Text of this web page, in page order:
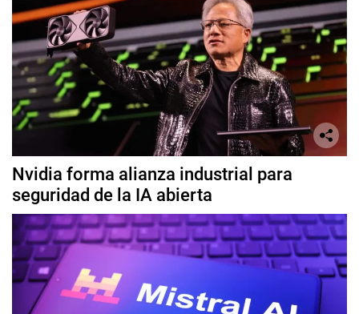
Nvidia forma alianza industrial para
seguridad de la IA abierta